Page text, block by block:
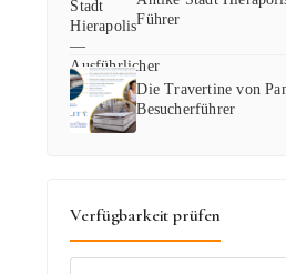
Führer
Die Travertine von
Besucherführer
Verfügbarkeit prüfen